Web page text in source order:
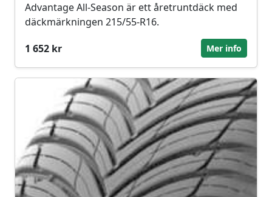
Advantage All-Season är ett åretruntdäck med
däckmärkningen 215/55-R16.
1 652 kr
Mer info